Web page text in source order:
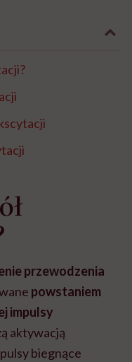
przewodzenia
powstaniem
impulsy
aktywacją
biegnące